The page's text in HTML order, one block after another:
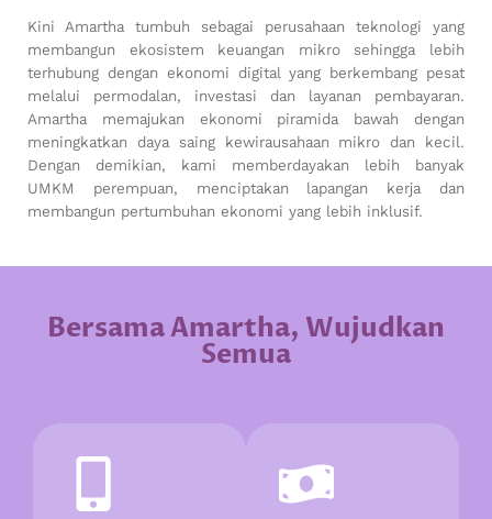
Kini Amartha tumbuh sebagai perusahaan teknologi yang
membangun ekosistem keuangan mikro sehingga lebih
terhubung dengan ekonomi digital yang berkembang pesat
melalui permodalan, investasi dan layanan pembayaran.
Amartha memajukan ekonomi piramida bawah dengan
meningkatkan daya saing kewirausahaan mikro dan kecil.
Dengan demikian, kami memberdayakan lebih banyak
UMKM perempuan, menciptakan lapangan kerja dan
membangun pertumbuhan ekonomi yang lebih inklusif.
Bersama Amartha, Wujudkan
Semua